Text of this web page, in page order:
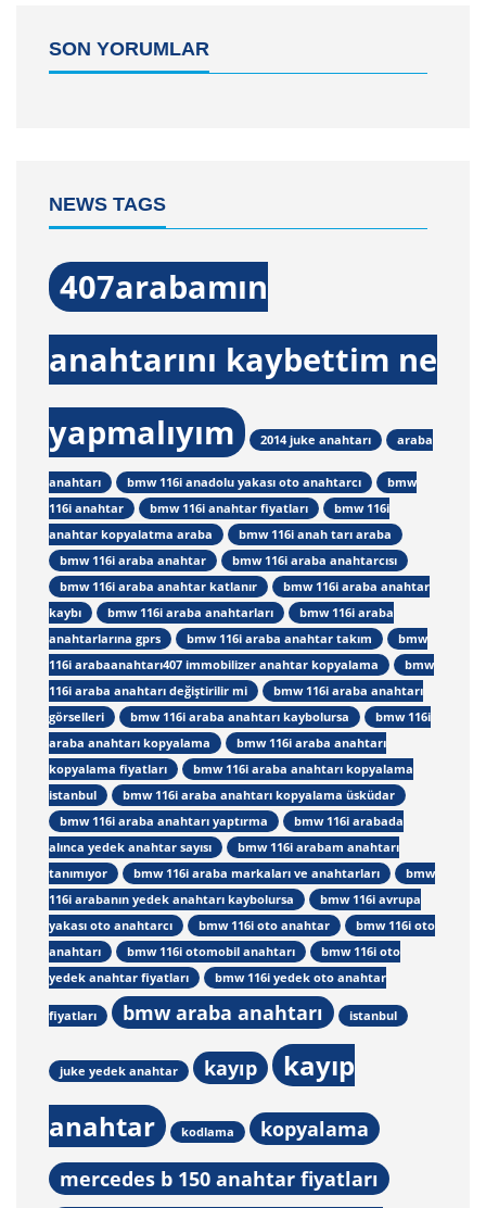
SON YORUMLAR
NEWS TAGS
407arabamın
anahtarını kaybettim ne
yapmalıyım
2014 juke anahtarı araba
anahtarı bmw 116i anadolu yakası oto anahtarcı
bmw
116i anahtar
bmw 116i anahtar fiyatları
bmw 116i
anahtar kopyalatma araba
bmw 116i anah tarı araba
bmw 116i araba anahtar
bmw 116i araba anahtarcısı
bmw 116i araba anahtar katlanır
bmw 116i araba anahtar
kaybı
bmw 116i araba anahtarları
bmw 116i araba
anahtarlarına gprs
bmw 116i araba anahtar takım
bmw
116i arabaanahtarı407 immobilizer anahtar kopyalama
bmw
116i araba anahtarı değiştirilir mi
bmw 116i araba anahtarı
görselleri
bmw 116i araba anahtarı kaybolursa
bmw 116i
araba anahtarı kopyalama
bmw 116i araba anahtarı
kopyalama fiyatları
bmw 116i araba anahtarı kopyalama
istanbul
bmw 116i araba anahtarı kopyalama üsküdar
bmw 116i araba anahtarı yaptırma
bmw 116i arabada
alınca yedek anahtar sayısı
bmw 116i arabam anahtarı
tanımıyor
bmw 116i araba markaları ve anahtarları
bmw
116i arabanın yedek anahtarı kaybolursa
bmw 116i avrupa
yakası oto anahtarcı
bmw 116i oto anahtar
bmw 116i oto
anahtarı
bmw 116i otomobil anahtarı
bmw 116i oto
yedek anahtar fiyatları
bmw 116i yedek oto anahtar
fiyatları bmw araba anahtarı istanbul
juke yedek anahtar kayıp
kayıp
anahtar
kodlama
kopyalama
mercedes b 150 anahtar fiyatları